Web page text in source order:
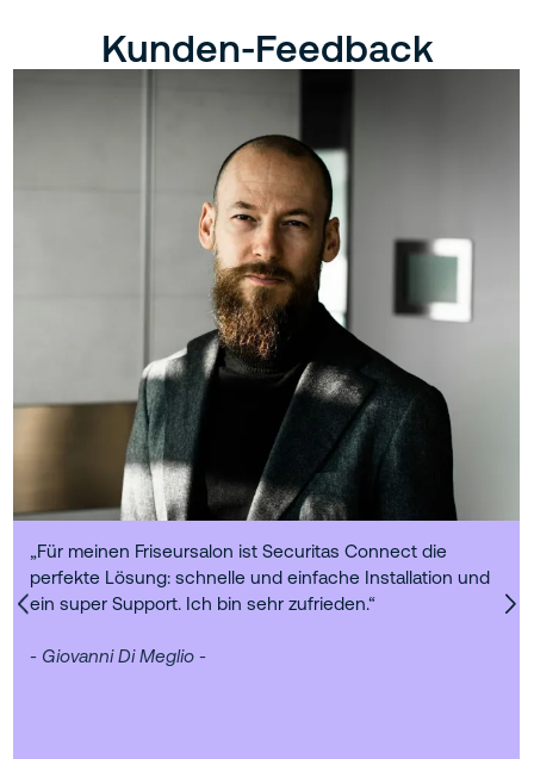
Kunden-Feedback
„Für meinen Friseursalon ist Securitas Connect die
perfekte Lösung: schnelle und einfache Installation und
ein super Support. Ich bin sehr zufrieden.“
- Giovanni Di Meglio -
-